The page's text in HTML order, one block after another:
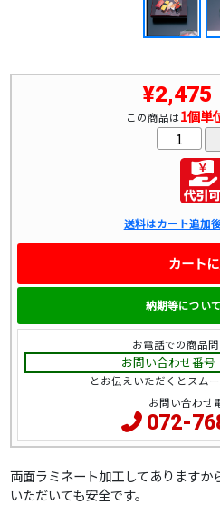
両面ラミネート加工してありますか
いただいても安全です。
¥2,475
この商品は1個単
送料はカート追加
カート
納期等につい
お電話での商品
お問い合わせ番号
とお伝えいただくとスム
お問い合わせ
072-